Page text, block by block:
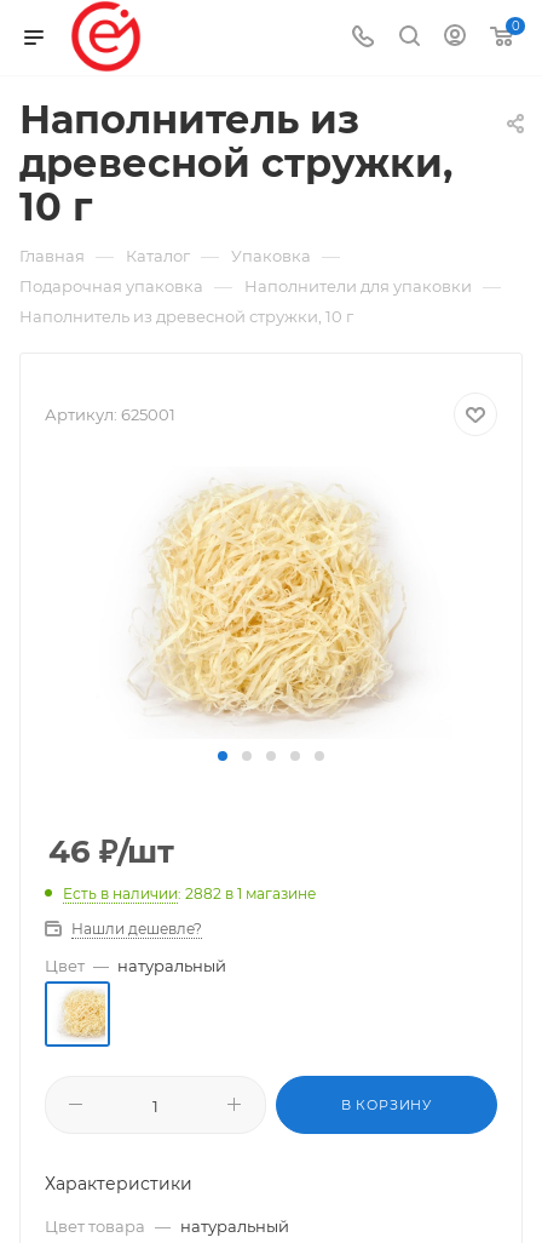
0
Наполнитель из
древесной стружки,
10 г
Главная — Каталог — Упаковка —
Подарочная упаковка — Наполнители для упаковки —
Наполнитель из древесной стружки, 10 г
Артикул: 625001
46 ₽/шт
Есть в наличии: 2882 в 1 магазине
Нашли дешевле?
Цвет — натуральный
В КОРЗИНУ
Характеристики
Цвет товара — натуральный